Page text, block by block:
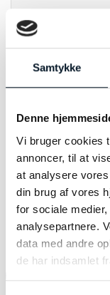
Samtykke
Denne
Vi bruger cookies
annoncer, til at
at analysere
din brug af vores
for sociale
analysepartnere.
data med andre
de har indsamlet
venindegave.
kær, eller bær
RELATEREDE